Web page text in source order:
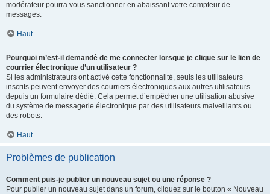
modérateur pourra vous sanctionner en abaissant votre compteur de
messages.
Haut
Pourquoi m’est-il demandé de me connecter lorsque je clique sur le lien de
courrier électronique d’un utilisateur ?
Si les administrateurs ont activé cette fonctionnalité, seuls les utilisateurs
inscrits peuvent envoyer des courriers électroniques aux autres utilisateurs
depuis un formulaire dédié. Cela permet d’empêcher une utilisation abusive
du système de messagerie électronique par des utilisateurs malveillants ou
des robots.
Haut
Problèmes de publication
Comment puis-je publier un nouveau sujet ou une réponse ?
Pour publier un nouveau sujet dans un forum, cliquez sur le bouton « Nouveau